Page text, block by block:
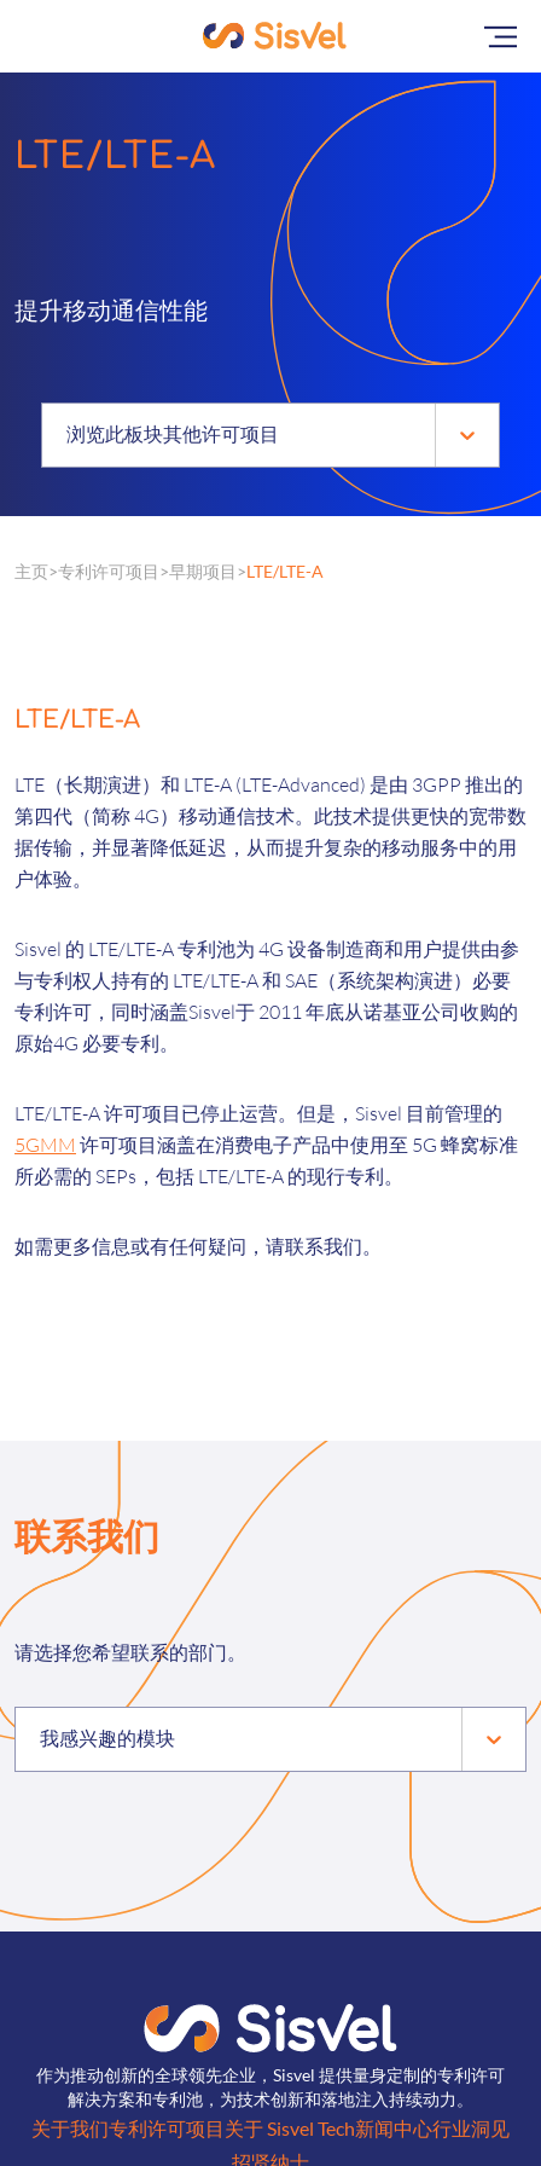
LTE/LTE-A
提升移动通信性能
浏览此板块其他许可项目
主页 专利许可项目 早期项目 LTE/LTE-A
LTE/LTE-A
LTE（长期演进）和 LTE-A (LTE-Advanced) 是由 3GPP 推出的
第四代（简称 4G）移动通信技术。此技术提供更快的宽带数
据传输，并显著降低延迟，从而提升复杂的移动服务中的用
户体验。
Sisvel 的 LTE/LTE-A 专利池为 4G 设备制造商和用户提供由参
与专利权人持有的 LTE/LTE-A 和 SAE（系统架构演进）必要
专利许可，同时涵盖Sisvel于 2011 年底从诺基亚公司收购的
原始4G 必要专利。
LTE/LTE-A 许可项目已停止运营。但是，Sisvel 目前管理的
5GMM 许可项目涵盖在消费电子产品中使用至 5G 蜂窝标准
所必需的 SEPs，包括 LTE/LTE-A 的现行专利。
如需更多信息或有任何疑问，请联系我们。
联系我们
请选择您希望联系的部门。
我感兴趣的模块
作为推动创新的全球领先企业，Sisvel 提供量身定制的专利许可
解决方案和专利池，为技术创新和落地注入持续动力。
关于我们专利许可项目 关于 Sisvel Tech新闻中心行业洞见